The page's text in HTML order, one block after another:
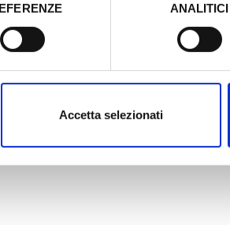
ANALITICI
Accetta selezionati